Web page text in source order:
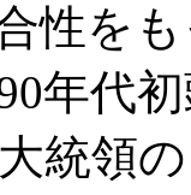
性を
年代
統領